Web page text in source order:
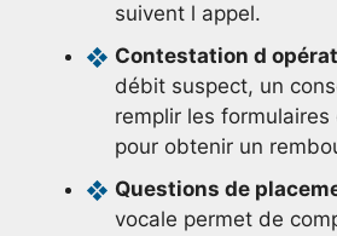
suivent l appel.
Contestation d
débit suspect, un
remplir les
pour obtenir un
Questions de
vocale permet de